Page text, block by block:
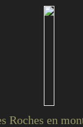
Roches en